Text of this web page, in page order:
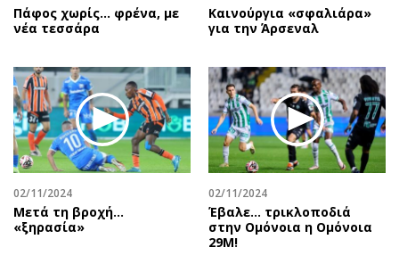
Πάφος χωρίς... φρένα, με
νέα τεσσάρα
Καινούργια «σφαλιάρα»
για την Άρσεναλ
02/11/2024
Μετά τη βροχή…
«ξηρασία»
02/11/2024
Έβαλε… τρικλοποδιά
στην Ομόνοια η Ομόνοια
29Μ!